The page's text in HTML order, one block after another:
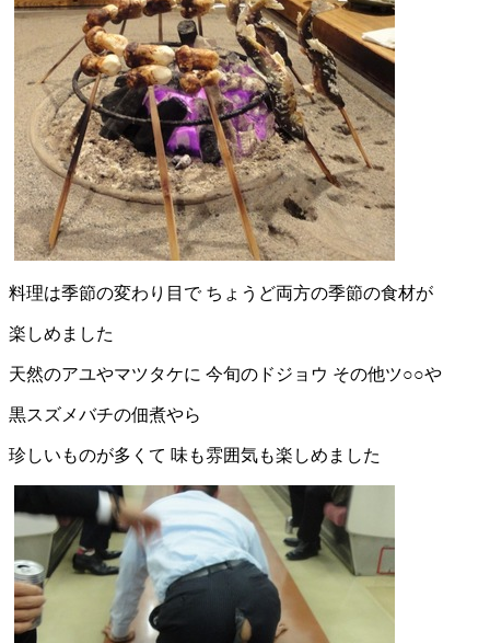
料理は季節の変わり目で ちょうど両方の季節の食材が
楽しめました
天然のアユやマツタケに 今旬のドジョウ その他ツ○○や
黒スズメバチの佃煮やら
珍しいものが多くて 味も雰囲気も楽しめました